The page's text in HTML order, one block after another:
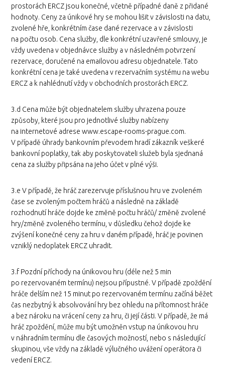
prostorách ERCZ jsou konečné, včetně případné daně z přidané
hodnoty. Ceny za únikové hry se mohou lišit v závislosti na datu,
zvolené hře, konkrétním čase dané rezervace a v závislosti
na počtu osob. Cena služby, dle konkrétní uzavřené smlouvy, je
vždy uvedena v objednávce služby a v následném potvrzení
rezervace, doručené na emailovou adresu objednatele. Tato
konkrétní cena je také uvedena v rezervačním systému na webu
ERCZ a k nahlédnutí vždy v obchodních prostorách ERCZ.
3.d Cena může být objednatelem služby uhrazena pouze
způsoby, které jsou pro jednotlivé služby nabízeny
na internetové adrese www.escape-rooms-prague.com.
V případě úhrady bankovním převodem hradí zákazník veškeré
bankovní poplatky, tak aby poskytovateli služeb byla sjednaná
cena za služby připsána na jeho účet v plné výši.
3.e V případě, že hráč zarezervuje příslušnou hru ve zvoleném
čase se zvoleným počtem hráčů a následně na základě
rozhodnutí hráče dojde ke změně počtu hráčů/ změně zvolené
hry/změně zvoleného termínu, v důsledku čehož dojde ke
zvýšení konečné ceny za hru v daném případě, hráč je povinen
vzniklý nedoplatek ERCZ uhradit.
3.f Pozdní příchody na únikovou hru (déle než 5 min
po rezervovaném termínu) nejsou přípustné. V případě zpoždění
hráče delším než 15 minut po rezervovaném termínu začíná běžet
čas nezbytný k absolvování hry bez ohledu na přítomnost hráče
a bez nároku na vrácení ceny za hru, či její části. V případě, že má
hráč zpoždění, může mu být umožněn vstup na únikovou hru
v náhradním termínu dle časových možností, nebo s následující
skupinou, vše vždy na základě výlučného uvážení operátora či
vedení ERCZ.